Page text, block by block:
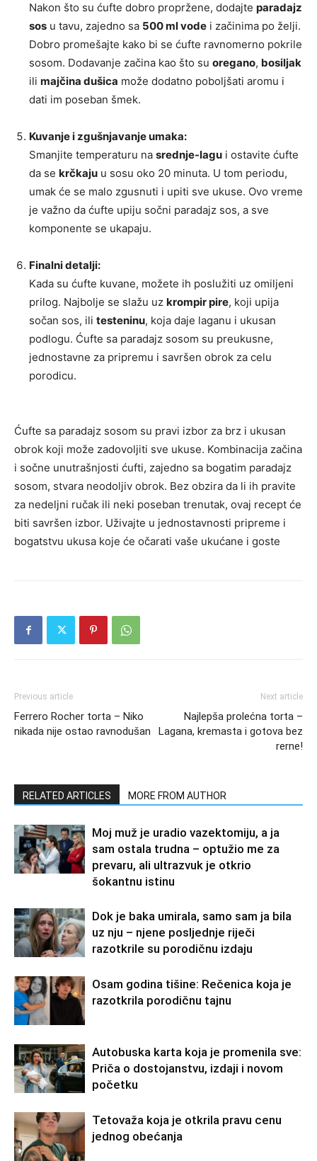
Nakon što su ćufte dobro propržene, dodajte paradajz
sos u tavu, zajedno sa 500 ml vode i začinima po želji.
Dobro promešajte kako bi se ćufte ravnomerno pokrile
sosom. Dodavanje začina kao što su oregano, bosiljak
ili majčina dušica može dodatno poboljšati aromu i
dati im poseban šmek.
Kuvanje i zgušnjavanje umaka:
Smanjite temperaturu na srednje-lagu i ostavite ćufte
da se krčkaju u sosu oko 20 minuta. U tom periodu,
umak će se malo zgusnuti i upiti sve ukuse. Ovo vreme
je važno da ćufte upiju sočni paradajz sos, a sve
komponente se ukapaju.
Finalni detalji:
Kada su ćufte kuvane, možete ih poslužiti uz omiljeni
prilog. Najbolje se slažu uz krompir pire, koji upija
sočan sos, ili testeninu, koja daje laganu i ukusan
podlogu. Ćufte sa paradajz sosom su preukusne,
jednostavne za pripremu i savršen obrok za celu
porodicu.
Ćufte sa paradajz sosom su pravi izbor za brz i ukusan
obrok koji može zadovoljiti sve ukuse. Kombinacija začina
i sočne unutrašnjosti ćufti, zajedno sa bogatim paradajz
sosom, stvara neodoljiv obrok. Bez obzira da li ih pravite
za nedeljni ručak ili neki poseban trenutak, ovaj recept će
biti savršen izbor. Uživajte u jednostavnosti pripreme i
bogatstvu ukusa koje će očarati vaše ukućane i goste
Previous article
Ferrero Rocher torta – Niko
nikada nije ostao ravnodušan
Next article
Najlepša prolećna torta –
Lagana, kremasta i gotova bez
rerne!
RELATED ARTICLES MORE FROM AUTHOR
Moj muž je uradio vazektomiju, a ja
sam ostala trudna – optužio me za
prevaru, ali ultrazvuk je otkrio
šokantnu istinu
Dok je baka umirala, samo sam ja bila
uz nju – njene posljednje riječi
razotkrile su porodičnu izdaju
Osam godina tišine: Rečenica koja je
razotkrila porodičnu tajnu
Autobuska karta koja je promenila sve:
Priča o dostojanstvu, izdaji i novom
početku
Tetovaža koja je otkrila pravu cenu
jednog obećanja